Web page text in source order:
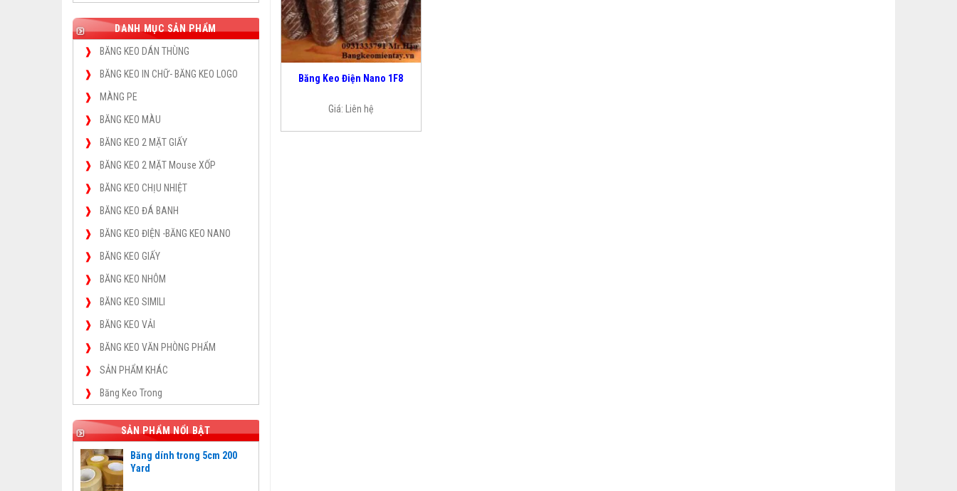
DANH MỤC SẢN PHẨM
BĂNG KEO DÁN THÙNG
BĂNG KEO IN CHỮ- BĂNG KEO LOGO
MÀNG PE
BĂNG KEO MÀU
BĂNG KEO 2 MẶT GIẤY
BĂNG KEO 2 MẶT Mouse XỐP
BĂNG KEO CHỊU NHIỆT
BĂNG KEO ĐÁ BANH
BĂNG KEO ĐIỆN -BĂNG KEO NANO
BĂNG KEO GIẤY
BĂNG KEO NHÔM
BĂNG KEO SIMILI
BĂNG KEO VẢI
BĂNG KEO VĂN PHÒNG PHẨM
SẢN PHẨM KHÁC
Băng Keo Trong
SẢN PHẨM NỔI BẬT
Băng dính trong 5cm 200
Yard
Băng Keo Điện Nano 1F8
Giá: Liên hệ